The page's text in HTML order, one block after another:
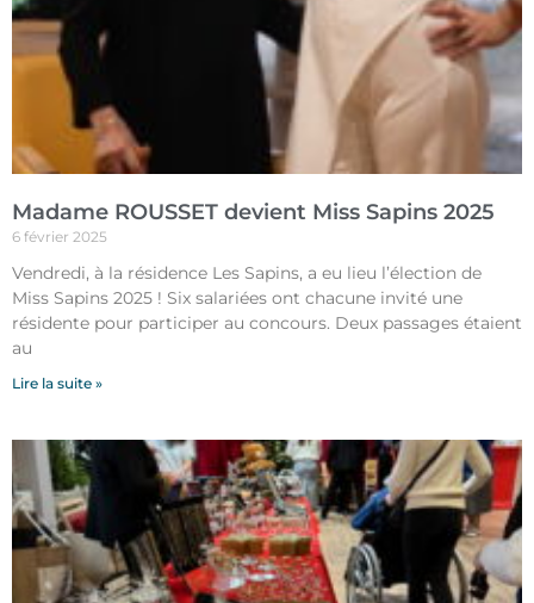
Madame ROUSSET devient Miss Sapins 2025
6 février 2025
Vendredi, à la résidence Les Sapins, a eu lieu l’élection de
Miss Sapins 2025 ! Six salariées ont chacune invité une
résidente pour participer au concours. Deux passages étaient
au
Lire la suite »